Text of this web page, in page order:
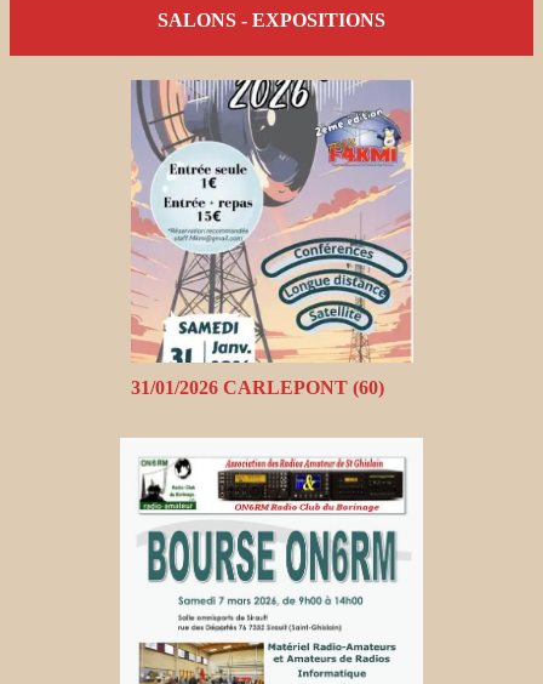
SALONS - EXPOSITIONS
31/01/2026 CARLEPONT (60)